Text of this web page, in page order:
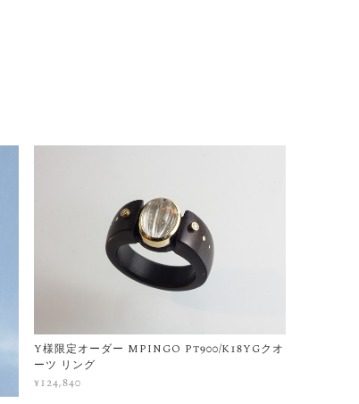
Y様限定オーダー MPINGO Pt900/K18YGクオ
ーツ リング
¥124,840